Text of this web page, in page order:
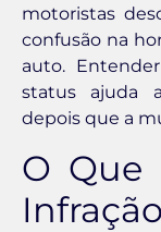
motoristas
confusão na
auto.
status ajuda
depois que a
O Que